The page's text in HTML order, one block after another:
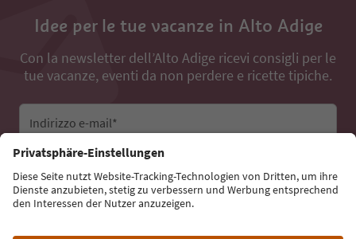
Idee per le tue vacanze in Alto Adige
Con la newsletter dell’Alto Adige ricevi consigli per le
tue vacanze, eventi da non perdere e ricette tipiche.
Indirizzo e-mail*
Iscriviti alla newsletter